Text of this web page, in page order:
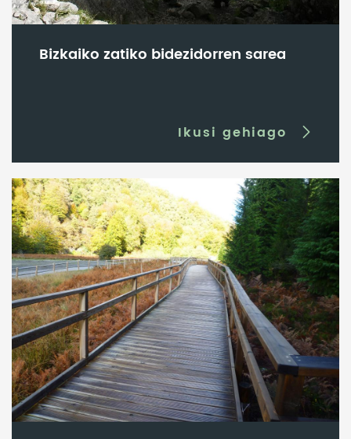
Bizkaiko zatiko bidezidorren sarea
Ikusi gehiago